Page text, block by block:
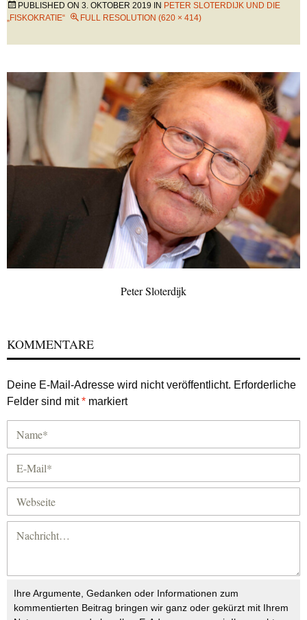
PUBLISHED ON 3. OKTOBER 2019 IN PETER SLOTERDIJK UND DIE
„FISKOKRATIE“
FULL RESOLUTION (620 × 414)
Peter Sloterdijk
KOMMENTARE
Deine E-Mail-Adresse wird nicht veröffentlicht. Erforderliche
Felder sind mit* markiert
Ihre Argumente, Gedanken oder Informationen zum
kommentierten Beitrag bringen wir ganz oder gekürzt mit Ihrem